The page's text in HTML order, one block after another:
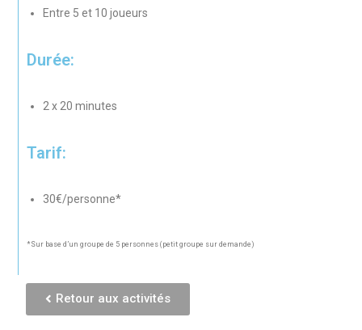
Entre 5 et 10 joueurs
Durée:
2 x 20 minutes
Tarif:
30€/personne*
*Sur base d’un groupe de 5 personnes (petit groupe sur demande)
Retour aux activités